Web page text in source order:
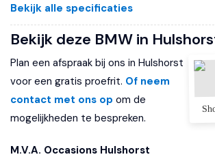
Lederen/stoffen bekleding
Lederen stuurwiel
Multimedia-voorbereiding
Navigatie-systeem full map
Radio CD-speler
Bekijk alle specificaties
Bekijk deze BMW in
Plan een afspraak bij ons in Hulshorst
voor een gratis proefrit. Of neem
contact met ons op om de
mogelijkheden te bespreken.
M.V.A. Occasions Hulshorst